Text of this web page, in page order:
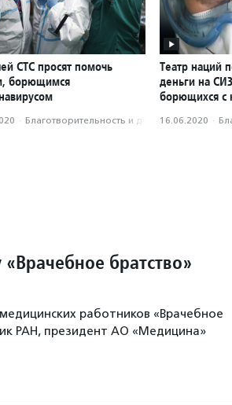
СТС просят помочь
борющимся
· Благотвори­тель­ность и доброволь­чест­во
Театр наций
деньги на
борющихся с
16.06.2020 ·
братство»
работников «Врачебное
РАН, президент АО «Медицина»